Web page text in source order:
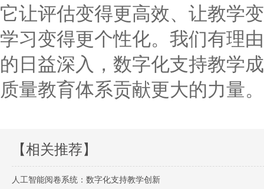
它让评估变得更高效、让教学
学习变得更个性化。我们有理
的日益深入，数字化支持教学
质量教育体系贡献更大的力量
【相关推荐】
人工智能阅卷系统：数字化支持教学创新